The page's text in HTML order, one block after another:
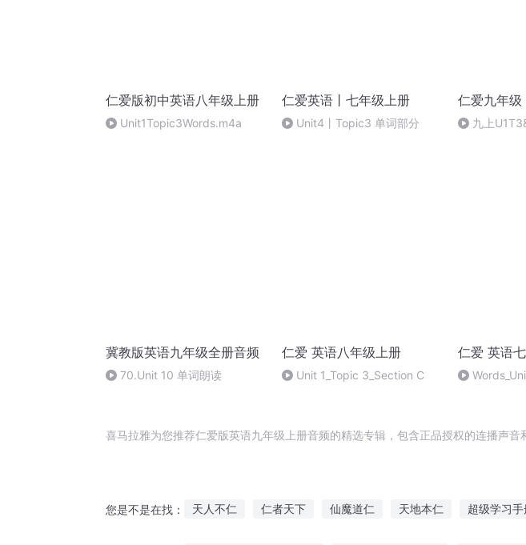
仁爱版初中英语八年级上册
Unit1Topic3Words.m4a
仁爱英语丨七年级上册
Unit4丨Topic3 单词部分
仁爱九年级
九上
冀教版英语九年级全册音频
70.Unit 10 单词朗读
仁爱 英语八年级上册
Unit 1_Topic 3_Section C
仁爱 英语
喜马拉雅为您推荐仁爱版英语九年级上册音频的精选专辑，包含正品授权的连播声
您是不是在找： 天人不仁 仁者天下 仙魔道仁 天地本仁 超级学习手